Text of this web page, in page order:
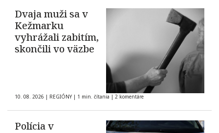
Dvaja muži sa v
Kežmarku
vyhrážali zabitím,
skončili vo väzbe
10. 08. 2026 | REGIÓNY | 1 min. čítania | 2 komentáre
Polícia v